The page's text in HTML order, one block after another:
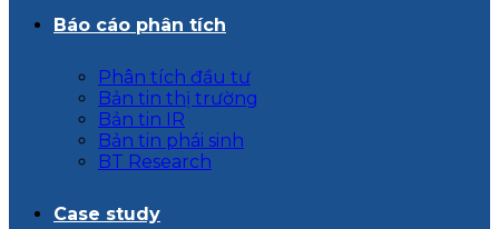
Báo cáo phân tích
Phân tích đầu tư
Bản tin thị trường
Bản tin IR
Bản tin phái sinh
BT Research
Case study